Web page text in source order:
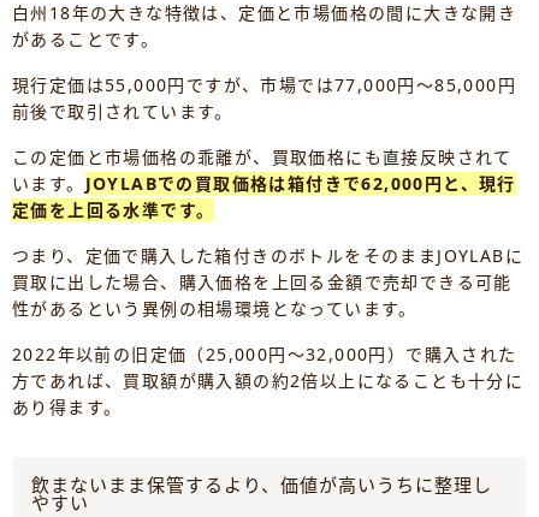
白州18年の大きな特徴は、定価と市場価格の間に大きな開き
があることです。
現行定価は55,000円ですが、市場では77,000円～85,000円
前後で取引されています。
この定価と市場価格の乖離が、買取価格にも直接反映されて
います。 JOYLABでの買取価格は箱付きで62,000円と、現行
定価を上回る水準です。
つまり、定価で購入した箱付きのボトルをそのままJOYLABに
買取に出した場合、購入価格を上回る金額で売却できる可能
性があるという異例の相場環境となっています。
2022年以前の旧定価（25,000円～32,000円）で購入された
方であれば、買取額が購入額の約2倍以上になることも十分に
あり得ます。
飲まないまま保管するより、価値が高いうちに整理し
やすい